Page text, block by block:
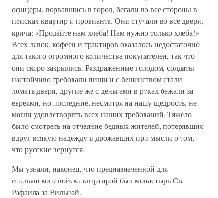
офицеры, ворвавшись в город, бегали во все стороны в
поисках квартир и провианта. Они стучали во все двери,
крича: «Продайте нам хлеба! Нам нужно только хлеба!»
Всех лавок, кофеен и трактиров оказалось недостаточно
для такого огромного количества покупателей, так что
они скоро закрылись. Раздраженные голодом, солдаты
настойчиво требовали пищи и с бешенством стали
ломать двери, другие же с деньгами в руках бежали за
евреями, но последние, несмотря на нашу щедрость, не
могли удовлетворить всех наших требований. Тяжело
было смотреть на отчаяние бедных жителей, потерявших
вдруг всякую надежду и дрожавших при мысли о том,
что русские вернутся.
Мы узнали, наконец, что предназначенной для
итальянского войска квартирой был монастырь Св.
Рафаила за Вильной.